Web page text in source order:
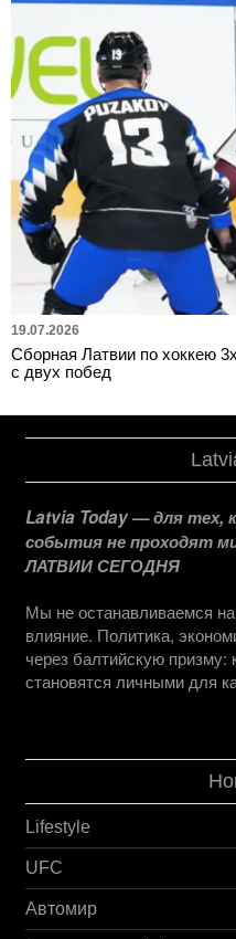
19.07.2026
Сборная Латвии по хоккею
с двух побед
Latvia Today — для тех,
события не проходят
ЛАТВИИ СЕГОДНЯ
Мы не останавливаемся
влияние. Политика,
через балтийскую
становятся личными для
Lifestyle
UFC
Автомир